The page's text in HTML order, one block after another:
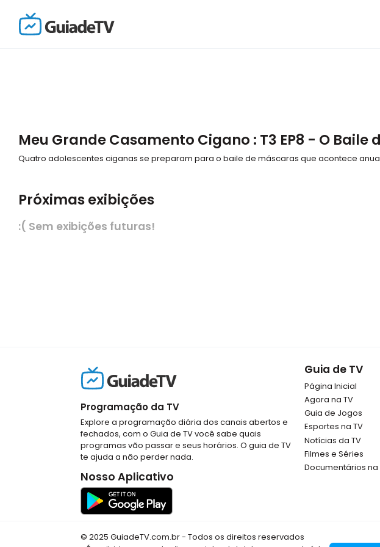
Meu Grande Casamento Cigano : T3 EP8 - O Baile
Quatro adolescentes ciganas se preparam para o baile de máscaras que acontece
Próximas exibições
:( Sem exibições futuras!
Programação da TV
Explore a programação diária dos canais abertos e
fechados, com o Guia de TV você sabe quais
programas vão passar e seus horários. O guia de TV
te ajuda a não perder nada.
Nosso Aplicativo
Guia de TV
Página Inicial
Agora na TV
Guia de Jogos
Esportes na TV
Notícias da TV
Filmes e Séries
Documentários na
© 2025 GuiadeTV.com.br - Todos os direitos reservados